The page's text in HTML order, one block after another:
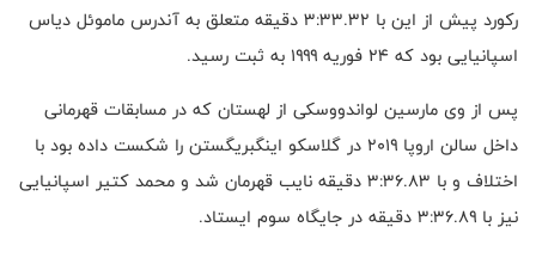
رکورد پیش از این با ۳:۳۳.۳۲ دقیقه متعلق به آندرس ماموئل دیاس
اسپانیایی بود که ۲۴ فوریه ۱۹۹۹ به ثبت رسید.
پس از وی مارسین لواندووسکی از لهستان که در مسابقات قهرمانی
داخل سالن اروپا ۲۰۱۹ در گلاسکو اینگبریگستن را شکست داده بود با
اختلاف و با ۳:۳۶.۸۳ دقیقه نایب قهرمان شد و محمد کتیر اسپانیایی
نیز با ۳:۳۶.۸۹ دقیقه در جایگاه سوم ایستاد.